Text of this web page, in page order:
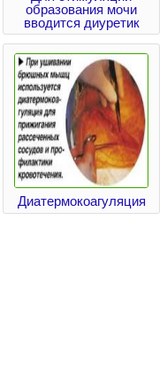
образования мочи
вводится диуретик
Диатермокоагуляция